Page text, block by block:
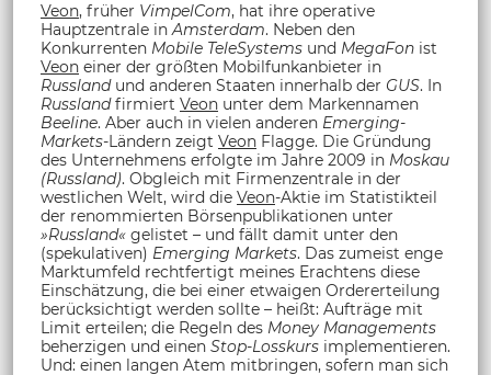
Veon, früher VimpelCom, hat ihre operative
Hauptzentrale inAmsterdam. Neben den
Konkurrenten Mobile TeleSystems und MegaFon ist
Veon einer der größten Mobilfunkanbieter in
Russlandund anderen Staaten innerhalb der GUS. In
Russlandfirmiert Veon unter dem Markennamen
Beeline. Aber auch in vielen anderen Emerging-
Markets-Ländern zeigt Veon Flagge. Die Gründung
des Unternehmens erfolgte im Jahre 2009 in Moskau
(Russland). Obgleich mit Firmenzentrale in der
westlichen Welt, wird die Veon-Aktie im Statistikteil
der renommierten Börsenpublikationen unter
»Russland« gelistet – und fällt damit unter den
(spekulativen) Emerging Markets. Das zumeist enge
Marktumfeld rechtfertigt meines Erachtens diese
Einschätzung, die bei einer etwaigen Ordererteilung
berücksichtigt werden sollte – heißt: Aufträge mit
Limit erteilen; die Regeln des Money Managements
beherzigen und einen Stop-Losskurs implementieren.
Und: einen langen Atem mitbringen, sofern man sich